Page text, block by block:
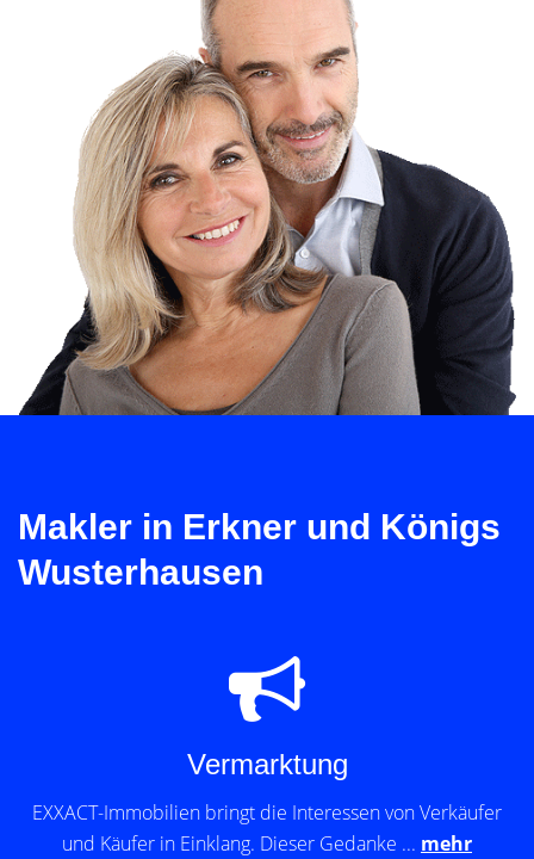
Makler in Erkner und Königs
Wusterhausen
Vermarktung
EXXACT-Immobilien bringt die Interessen von Verkäufer
und Käufer in Einklang. Dieser Gedanke ... mehr